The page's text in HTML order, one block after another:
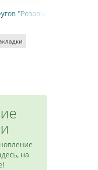
"Розовый фламинго"
на